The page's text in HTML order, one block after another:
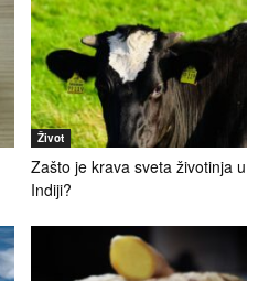
Život
Zašto je krava sveta životinja u
Indiji?